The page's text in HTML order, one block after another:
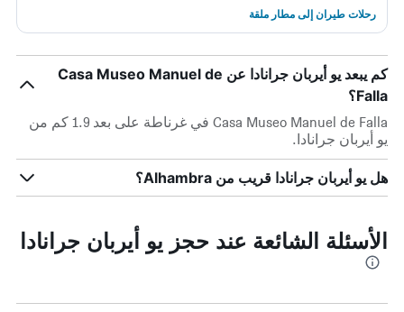
رحلات طيران إلى مطار ملقة
كم يبعد يو أيربان جرانادا عن Casa Museo Manuel de
Falla؟
Casa Museo Manuel de Falla في غرناطة على بعد 1.9 كم من
يو أيربان جرانادا.
هل يو أيربان جرانادا قريب من Alhambra؟
الأسئلة الشائعة عند حجز يو أيربان جرانادا